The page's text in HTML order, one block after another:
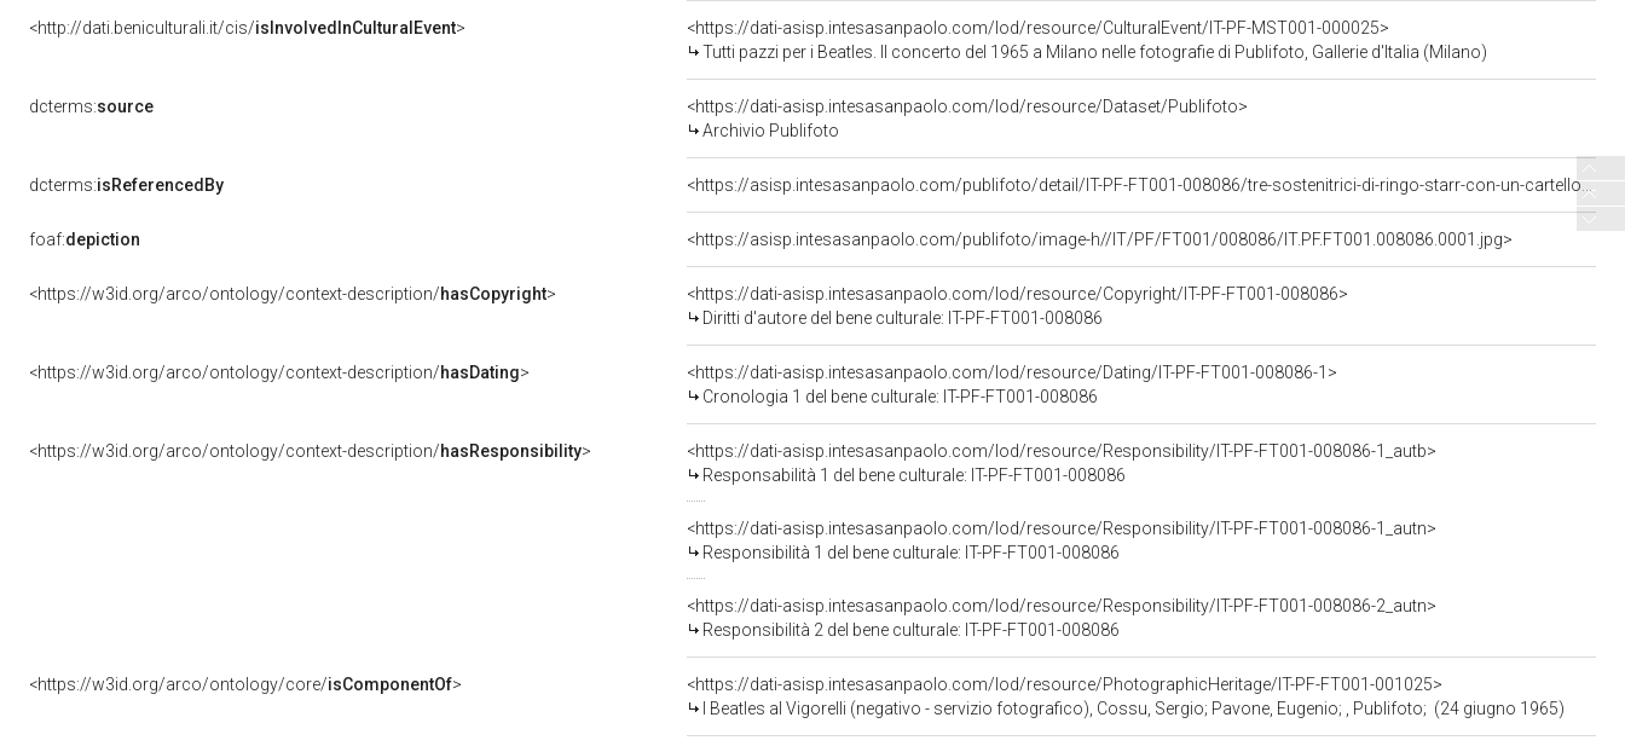
<http://dati.beniculturali.it/cis/isInvolvedInCulturalEvent>
<https://dati-asisp.intesasanpaolo.com/lod/resource/CulturalEvent/IT-PF-MST001-000025>
Tutti pazzi per i Beatles. Il concerto del 1965 a Milano nelle fotografie di Publifoto, Gallerie d'Italia (Milano)
dcterms:source
<https://dati-asisp.intesasanpaolo.com/lod/resource/Dataset/Publifoto>
Archivio Publifoto
dcterms:isReferencedBy
foaf:depiction <https://asisp.intesasanpaolo.com/publifoto/image-h//IT/PF/FT001/008086/IT.PF.FT001.008086.0001.jpg>
<https://w3id.org/arco/ontology/context-description/hasCopyright>
<https://dati-asisp.intesasanpaolo.com/lod/resource/Copyright/IT-PF-FT001-008086>
Diritti d'autore del bene culturale: IT-PF-FT001-008086
<https://w3id.org/arco/ontology/context-description/hasDating>
<https://dati-asisp.intesasanpaolo.com/lod/resource/Dating/IT-PF-FT001-008086-1>
Cronologia 1 del bene culturale: IT-PF-FT001-008086
<https://w3id.org/arco/ontology/context-description/hasResponsibility>
<https://dati-asisp.intesasanpaolo.com/lod/resource/Responsibility/IT-PF-FT001-008086-1_autb>
Responsabilità 1 del bene culturale: IT-PF-FT001-008086
<https://dati-asisp.intesasanpaolo.com/lod/resource/Responsibility/IT-PF-FT001-008086-1_autn>
Responsibilità 1 del bene culturale: IT-PF-FT001-008086
<https://dati-asisp.intesasanpaolo.com/lod/resource/Responsibility/IT-PF-FT001-008086-2_autn>
Responsibilità 2 del bene culturale: IT-PF-FT001-008086
<https://w3id.org/arco/ontology/core/isComponentOf>
<https://dati-asisp.intesasanpaolo.com/lod/resource/PhotographicHeritage/IT-PF-FT001-001025>
I Beatles al Vigorelli (negativo - servizio fotografico), Cossu, Sergio; Pavone, Eugenio; , Publifoto; (24 giugno 1965)